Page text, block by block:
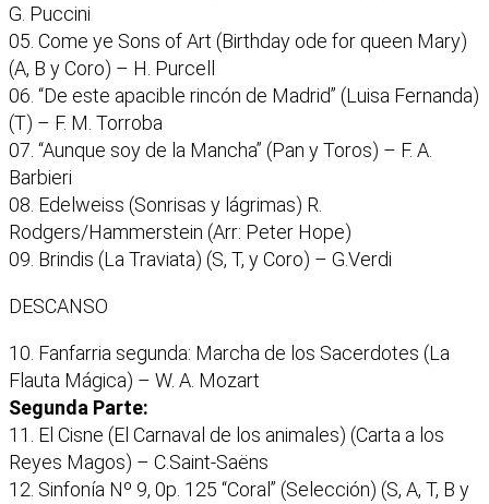
G. Puccini
05. Come ye Sons of Art (Birthday ode for queen Mary)
(A, B y Coro) – H. Purcell
06. “De este apacible rincón de Madrid” (Luisa Fernanda)
(T) – F. M. Torroba
07. “Aunque soy de la Mancha” (Pan y Toros) – F. A.
Barbieri
08. Edelweiss (Sonrisas y lágrimas) R.
Rodgers/Hammerstein (Arr: Peter Hope)
09. Brindis (La Traviata) (S, T, y Coro) – G.Verdi
DESCANSO
10. Fanfarria segunda: Marcha de los Sacerdotes (La
Flauta Mágica) – W. A. Mozart
Segunda Parte:
11. El Cisne (El Carnaval de los animales) (Carta a los
Reyes Magos) – C.Saint-Saëns
12. Sinfonía Nº 9, 0p. 125 “Coral” (Selección) (S, A, T, B y